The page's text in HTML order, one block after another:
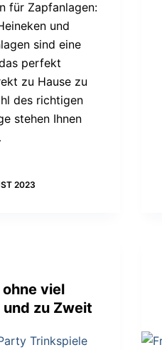
für Zapfanlagen:
und
sind eine
perfekt
zu Hause zu
des richtigen
stehen Ihnen
2023
viel
zu Zweit